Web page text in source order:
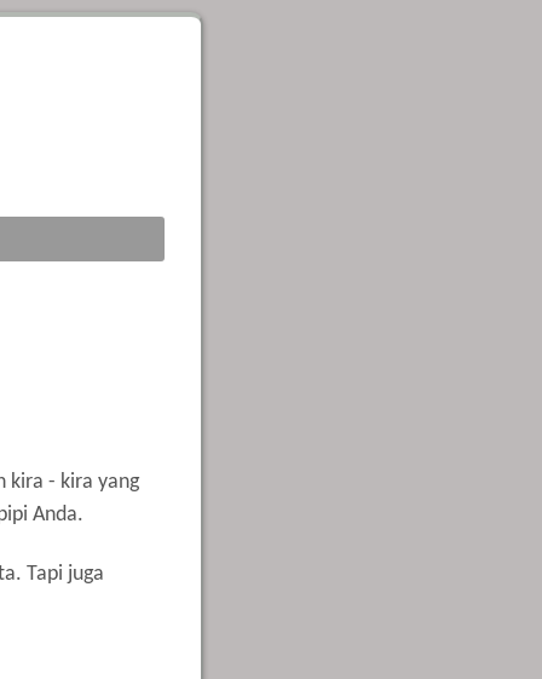
kira - kira yang
Anda.
Tapi juga